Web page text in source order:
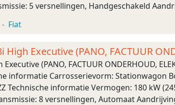
5 versnellingen, Handgeschakeld
Fiat
Executive (PANO, FACTUUR
(PANO, FACTUUR ONDERHOUD,
informatie Carrosserievorm: Stationwagon
Technische informatie Vermogen: 180 kW
8 versnellingen, Automaat